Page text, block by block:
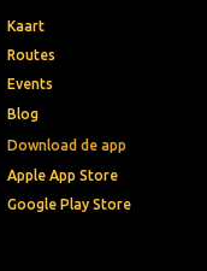
Download de app
Apple App Store
Google Play Store
Kaart
Routes
Events
Blog